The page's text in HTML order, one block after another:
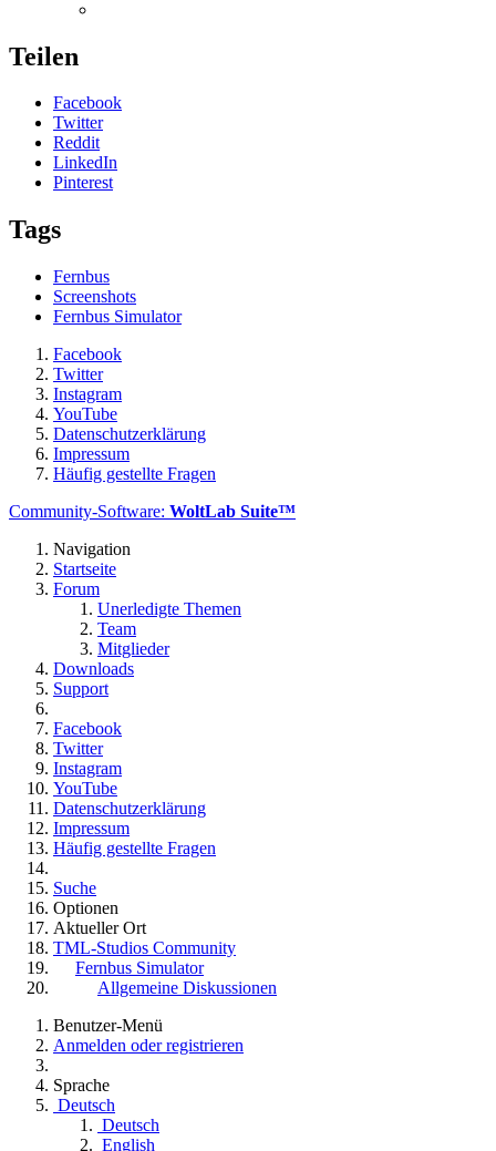
Teilen
Facebook
Twitter
Reddit
LinkedIn
Pinterest
Tags
Fernbus
Screenshots
Fernbus Simulator
Facebook
Twitter
Instagram
YouTube
Datenschutzerklärung
Impressum
Häufig gestellte Fragen
Community-Software: WoltLab Suite™
Navigation
Startseite
Forum
Unerledigte Themen
Team
Mitglieder
Downloads
Support
Facebook
Twitter
Instagram
YouTube
Datenschutzerklärung
Impressum
Häufig gestellte Fragen
Suche
Optionen
Aktueller Ort
TML-Studios Community
Fernbus Simulator
Allgemeine Diskussionen
Benutzer-Menü
Anmelden oder registrieren
Sprache
Deutsch
Deutsch
English